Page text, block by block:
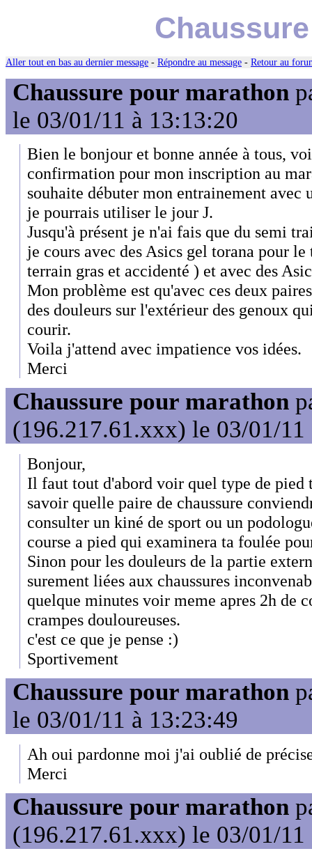
Aller tout en bas au dernier message - Répondre au message - Retour au
Chaussure pour marathon
le 03/01/11 à 13:13:20
Bien le bonjour et bonne année à tous,
confirmation pour mon inscription au
souhaite débuter mon entrainement avec
je pourrais utiliser le jour J.
Jusqu'à présent je n'ai fais que du semi
je cours avec des Asics gel torana pour
terrain gras et accidenté ) et avec des
Mon problème est qu'avec ces deux
des douleurs sur l'extérieur des genoux
courir.
Voila j'attend avec impatience vos idées.
Merci
Chaussure pour marathon
(196.217.61.xxx) le 03/01/11
Bonjour,
Il faut tout d'abord voir quel type de pied
savoir quelle paire de chaussure
consulter un kiné de sport ou un
course a pied qui examinera ta foulée
Sinon pour les douleurs de la partie
surement liées aux chaussures
quelque minutes voir meme apres 2h de
crampes douloureuses.
c'est ce que je pense :)
Sportivement
Chaussure pour marathon
le 03/01/11 à 13:23:49
Ah oui pardonne moi j'ai oublié de
Merci
Chaussure pour marathon
(196.217.61.xxx) le 03/01/11